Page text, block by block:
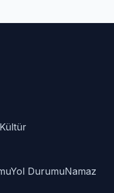
Kültür
Yol DurumuNamaz